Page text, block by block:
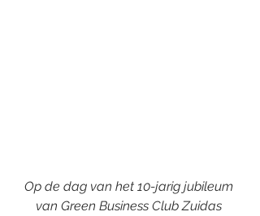
Op de dag van het 10-jarig jubileum
van Green Business Club Zuidas